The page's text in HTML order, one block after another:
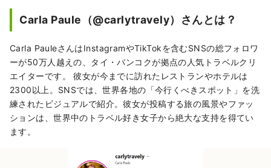
Carla Paule（@carlytravely）さんとは？
Carla PauleさんはInstagramやTikTokを含むSNSの総フォロワ
ーが50万人越えの、タイ・バンコクが拠点の人気トラベルクリ
エイターです。 彼女が今までに訪れたレストランやホテルは
2300以上。SNSでは、世界各地の「今行くべきスポット」を洗
練されたビジュアルで紹介。彼女が投稿する旅の風景やファッ
ションは、世界中のトラベル好き女子から絶大な支持を得てい
ます。